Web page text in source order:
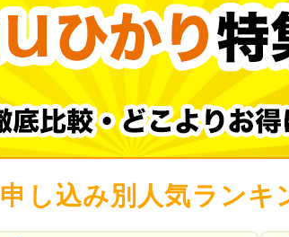
し込み別人気ランキ